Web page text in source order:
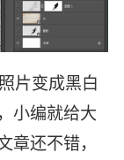
片变成黑白
小编就给大
还不错，